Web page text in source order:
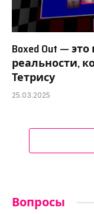
Boxed Out —
реальности,
Тетрису
25.03.2025
Вопросы